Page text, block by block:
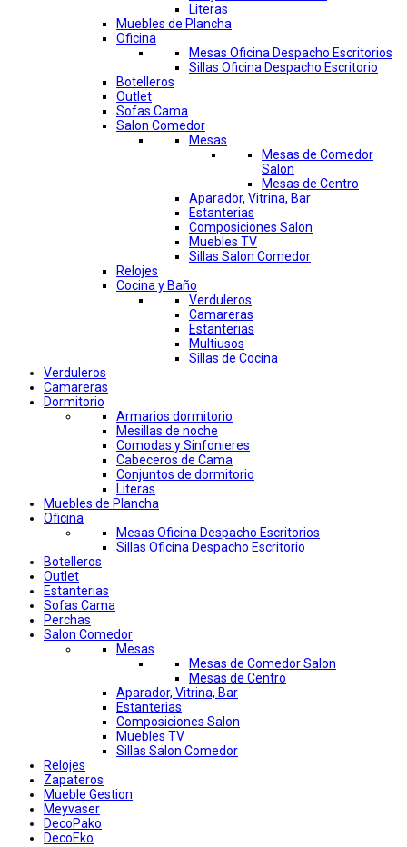
Literas
Muebles de Plancha
Oficina
Mesas Oficina Despacho Escritorios
Sillas Oficina Despacho Escritorio
Botelleros
Outlet
Sofas Cama
Salon Comedor
Mesas
Mesas de Comedor
Salon
Mesas de Centro
Aparador, Vitrina, Bar
Estanterias
Composiciones Salon
Muebles TV
Sillas Salon Comedor
Relojes
Cocina y Baño
Verduleros
Camareras
Estanterias
Multiusos
Sillas de Cocina
Verduleros
Camareras
Dormitorio
Armarios dormitorio
Mesillas de noche
Comodas y Sinfonieres
Cabeceros de Cama
Conjuntos de dormitorio
Literas
Muebles de Plancha
Oficina
Mesas Oficina Despacho Escritorios
Sillas Oficina Despacho Escritorio
Botelleros
Outlet
Estanterias
Sofas Cama
Perchas
Salon Comedor
Mesas
Mesas de Comedor Salon
Mesas de Centro
Aparador, Vitrina, Bar
Estanterias
Composiciones Salon
Muebles TV
Sillas Salon Comedor
Relojes
Zapateros
Mueble Gestion
Meyvaser
DecoPako
DecoEko